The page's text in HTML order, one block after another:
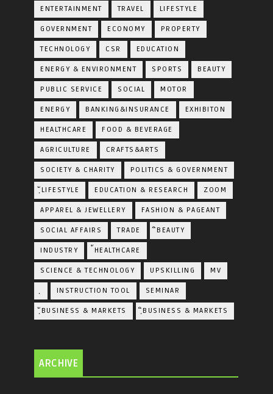
ENTERTAINMENT TRAVEL LIFESTYLE
GOVERNMENT ECONOMY PROPERTY
TECHNOLOGY CSR EDUCATION
ENERGY & ENVIRONMENT SPORTS BEAUTY
PUBLIC SERVICE SOCIAL MOTOR
ENERGY BANKING&INSURANCE EXHIBITON
HEALTHCARE FOOD & BEVERAGE
AGRICULTURE CRAFTS&ARTS
SOCIETY & CHARITY POLITICS & GOVERNMENT
ฺัLIFESTYLE EDUCATION & RESEARCH ZOOM
APPAREL & JEWELLERY FASHION & PAGEANT
SOCIAL AFFAIRS TRADE ิBEAUTY
INDUSTRY ้HEALTHCARE
SCIENCE & TECHNOLOGY UPSKILLING MV
INSTRUCTION TOOL SEMINAR
ฺัBUSINESS & MARKETS ฺิBUSINESS & MARKETS
ARCHIVE